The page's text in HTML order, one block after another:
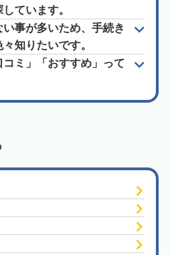
ています。
事が多いため、手続き
知りたいです。
コミ」「おすすめ」って